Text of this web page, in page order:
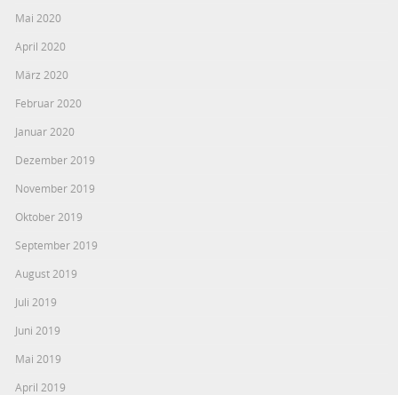
Mai 2020
April 2020
März 2020
Februar 2020
Januar 2020
Dezember 2019
November 2019
Oktober 2019
September 2019
August 2019
Juli 2019
Juni 2019
Mai 2019
April 2019